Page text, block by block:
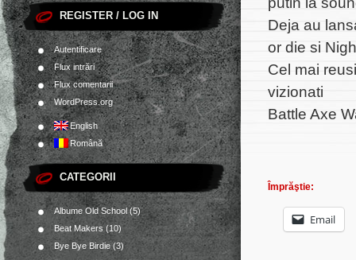
REGISTER / LOG IN
Autentificare
Flux intrări
Flux comentarii
WordPress.org
English
Română
CATEGORII
Albume Old School(5)
Beat Makers(10)
Bye Bye Birdie(3)
Deja au
or die si
Cel mai
vizionati
Battle Axe
Împrăştie:
Email